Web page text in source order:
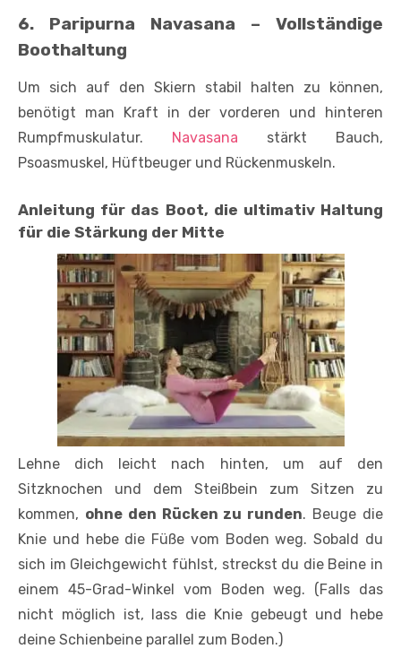
6. Paripurna Navasana – Vollständige
Boothaltung
Um sich auf den Skiern stabil halten zu können,
benötigt man Kraft in der vorderen und hinteren
Rumpfmuskulatur.
Navasana stärkt Bauch,
Psoasmuskel, Hüftbeuger und Rückenmuskeln.
Anleitung für das Boot, die ultimativ Haltung
für die Stärkung der Mitte
Lehne dich leicht nach hinten, um auf den
Sitzknochen und dem Steißbein zum Sitzen zu
kommen, ohne den Rücken zu runden. Beuge die
Knie und hebe die Füße vom Boden weg. Sobald du
sich im Gleichgewicht fühlst, streckst du die Beine in
einem 45-Grad-Winkel vom Boden weg. (Falls das
nicht möglich ist, lass die Knie gebeugt und hebe
deine Schienbeine parallel zum Boden.)